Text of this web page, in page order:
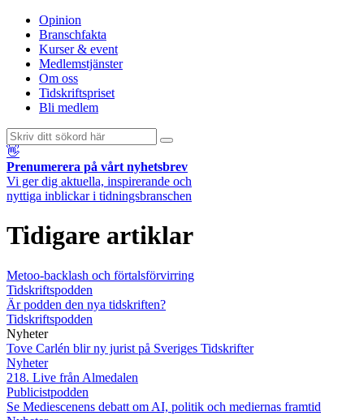
Opinion
Branschfakta
Kurser & event
Medlemstjänster
Om oss
Tidskriftspriset
Bli medlem
👋
Prenumerera på vårt nyhetsbrev
Vi ger dig aktuella, inspirerande och
nyttiga inblickar i tidningsbranschen
Tidigare artiklar
Metoo-backlash och förtalsförvirring
Tidskriftspodden
Är podden den nya tidskriften?
Tidskriftspodden
Nyheter
Tove Carlén blir ny jurist på Sveriges Tidskrifter
Nyheter
218. Live från Almedalen
Publicistpodden
Se Mediescenens debatt om AI, politik och mediernas framtid